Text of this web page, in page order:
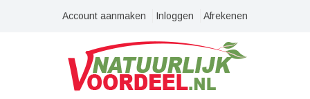
Account aanmaken Inloggen Afrekenen